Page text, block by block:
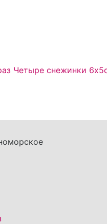
Четыре снежинки